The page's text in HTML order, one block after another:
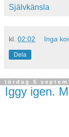
Självkänsla
kl. 02:02 Inga
Dela
lördag 5
Iggy igen.